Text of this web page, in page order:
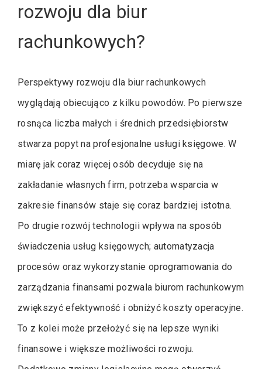
rozwoju dla biur
rachunkowych?
Perspektywy rozwoju dla biur rachunkowych
wyglądają obiecująco z kilku powodów. Po pierwsze
rosnąca liczba małych i średnich przedsiębiorstw
stwarza popyt na profesjonalne usługi księgowe. W
miarę jak coraz więcej osób decyduje się na
zakładanie własnych firm, potrzeba wsparcia w
zakresie finansów staje się coraz bardziej istotna.
Po drugie rozwój technologii wpływa na sposób
świadczenia usług księgowych; automatyzacja
procesów oraz wykorzystanie oprogramowania do
zarządzania finansami pozwala biurom rachunkowym
zwiększyć efektywność i obniżyć koszty operacyjne.
To z kolei może przełożyć się na lepsze wyniki
finansowe i większe możliwości rozwoju.